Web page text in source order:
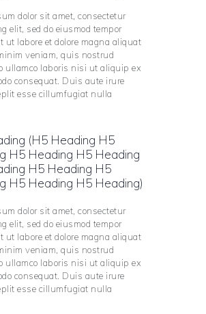
dolor sit amet, consectetur
elit, sed do eiusmod tempor
ut labore et dolore magna aliquat
veniam, quis nostrud
ullamco laboris nisi ut aliquip ex
consequat. Duis aute irure
esse cillumfugiat nulla
(H5 Heading H5
H5 Heading H5 Heading
H5 Heading H5
H5 Heading H5 Heading)
dolor sit amet, consectetur
elit, sed do eiusmod tempor
ut labore et dolore magna aliquat
veniam, quis nostrud
ullamco laboris nisi ut aliquip ex
consequat. Duis aute irure
esse cillumfugiat nulla